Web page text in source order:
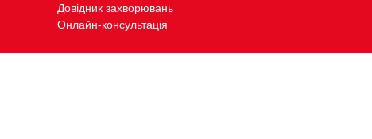
Довідник захворювань
Онлайн-консультація